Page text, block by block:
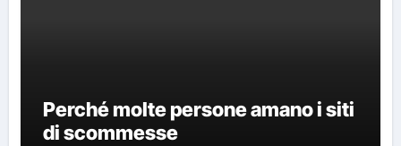
Perché molte persone amano i siti
di scommesse